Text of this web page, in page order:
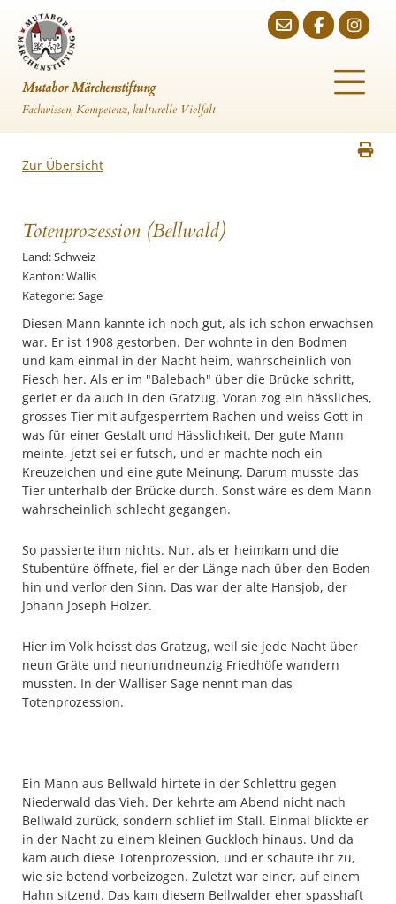
Mutabor Märchenstiftung
Fachwissen, Kompetenz, kulturelle Vielfalt
Zur Übersicht
Totenprozession (Bellwald)
Land: Schweiz
Kanton: Wallis
Kategorie: Sage
Diesen Mann kannte ich noch gut, als ich schon erwachsen
war. Er ist 1908 gestorben. Der wohnte in den Bodmen
und kam einmal in der Nacht heim, wahrscheinlich von
Fiesch her. Als er im "Balebach" über die Brücke schritt,
geriet er da auch in den Gratzug. Voran zog ein hässliches,
grosses Tier mit aufgesperrtem Rachen und weiss Gott in
was für einer Gestalt und Hässlichkeit. Der gute Mann
meinte, jetzt sei er futsch, und er machte noch ein
Kreuzeichen und eine gute Meinung. Darum musste das
Tier unterhalb der Brücke durch. Sonst wäre es dem Mann
wahrscheinlich schlecht gegangen.
So passierte ihm nichts. Nur, als er heimkam und die
Stubentüre öffnete, fiel er der Länge nach über den Boden
hin und verlor den Sinn. Das war der alte Hansjob, der
Johann Joseph Holzer.
Hier im Volk heisst das Gratzug, weil sie jede Nacht über
neun Gräte und neunundneunzig Friedhöfe wandern
mussten. In der Walliser Sage nennt man das
Totenprozession.
Ein Mann aus Bellwald hirtete in der Schlettru gegen
Niederwald das Vieh. Der kehrte am Abend nicht nach
Bellwald zurück, sondern schlief im Stall. Einmal blickte er
in der Nacht zu einem kleinen Guckloch hinaus. Und da
kam auch diese Totenprozession, und er schaute ihr zu,
wie sie betend vorbeizogen. Zuletzt war einer, auf einem
Hahn sitzend. Das kam diesem Bellwalder eher spasshaft